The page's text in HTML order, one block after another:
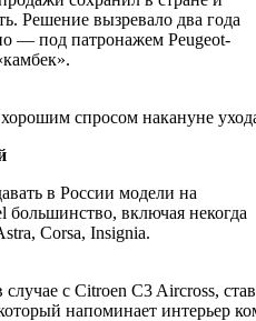
Решение вызревало два года
— под патронажем Peugeot-
спросом накануне
в России модели на
включая некогда
Corsa, Insignia.
с Citroen C3 Aircross,
напоминает интерьер